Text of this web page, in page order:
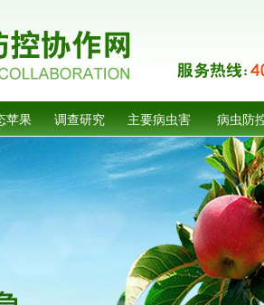
苹果 调查研究 主要病虫害 病虫防